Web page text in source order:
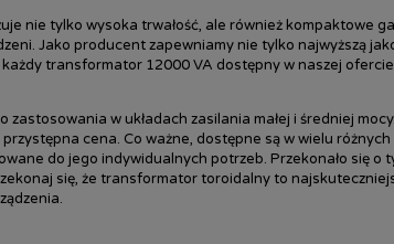
nie tylko wysoka trwałość, ale również kompaktowe
Jako producent zapewniamy nie tylko najwyższą
transformator 12000 VA dostępny w naszej ofercie
zastosowania w układach zasilania małej i średniej
cena. Co ważne, dostępne są w wielu
do jego indywidualnych potrzeb. Przekonało się o
się, że transformator toroidalny to